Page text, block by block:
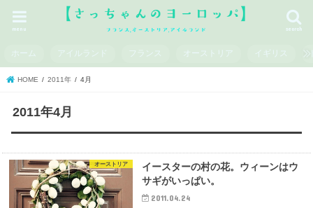
search
menu
ホーム アイルランド フランス オーストリア イギリス
HOME 2011年 4月
2011年4月
オーストリア
イースターの村の花。ウィーンはウ
サギがいっぱい。
2011.04.24